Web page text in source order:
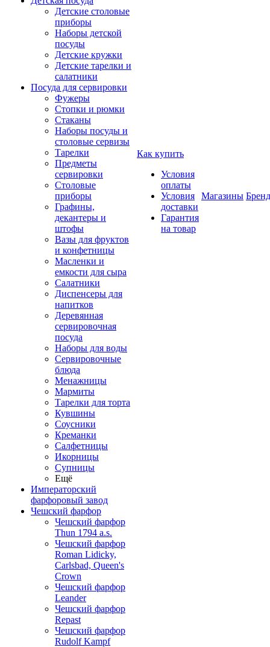
Детские столовые
приборы
Наборы детской
посуды
Детские кружки
Детские тарелки и
салатники
Посуда для сервировки
Фужеры
Стопки и рюмки
Стаканы
Наборы посуды и
столовые сервизы
Тарелки
Предметы
сервировки
Столовые
приборы
Графины,
декантеры и
штофы
Вазы для фруктов
и конфетницы
Масленки и
емкости для сыра
Салатники
Диспенсеры для
напитков
Деревянная
сервировочная
посуда
Наборы для воды
Сервировочные
блюда
Менажницы
Мармиты
Тарелки для торта
Кувшины
Соусники
Креманки
Салфетницы
Икорницы
Супницы
Ещё
Императорский
фарфоровый завод
Чешский фарфор
Чешский фарфор
Thun 1794 a.s.
Чешский фарфор
Roman Lidicky,
Carlsbad, Queen's
Crown
Чешский фарфор
Leander
Чешский фарфор
Repast
Чешский фарфор
Rudolf Kampf
Как купить
Условия
оплаты
Условия
доставки
Гарантия
на товар
Магазины